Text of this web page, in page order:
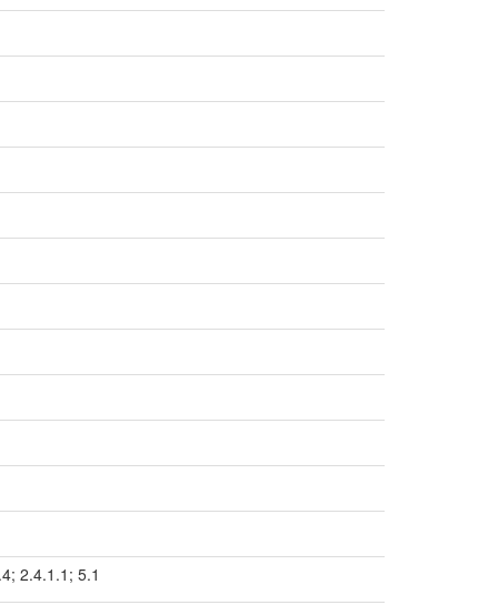
2.4.1.1; 5.1